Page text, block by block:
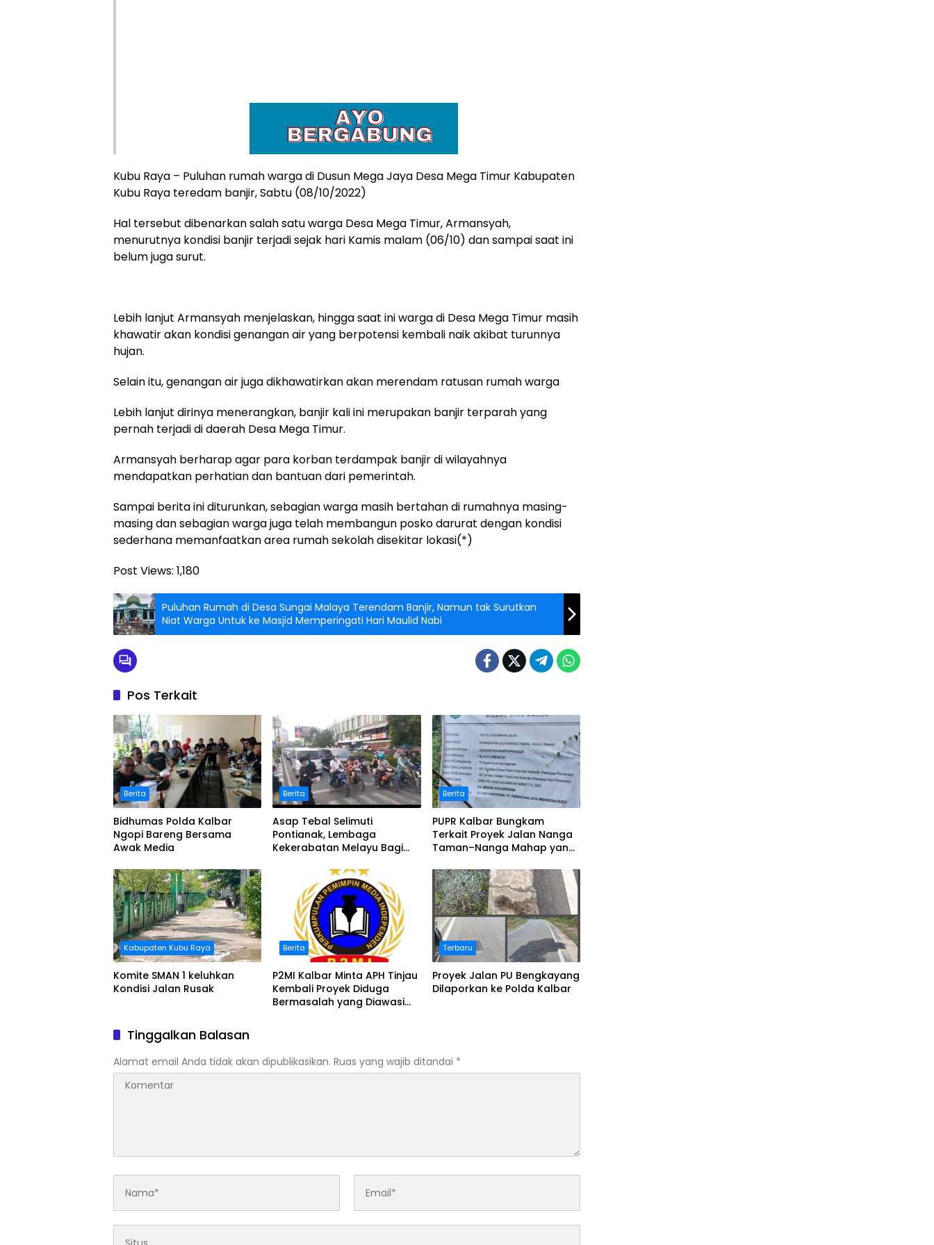
Kubu Raya – Puluhan rumah warga di Dusun Mega Jaya Desa Mega Timur Kabupaten
Kubu Raya teredam banjir, Sabtu (08/10/2022)
Hal tersebut dibenarkan salah satu warga Desa Mega Timur, Armansyah,
menurutnya kondisi banjir terjadi sejak hari Kamis malam (06/10) dan sampai saat ini
belum juga surut.
Lebih lanjut Armansyah menjelaskan, hingga saat ini warga di Desa Mega Timur masih
khawatir akan kondisi genangan air yang berpotensi kembali naik akibat turunnya
hujan.
Selain itu, genangan air juga dikhawatirkan akan merendam ratusan rumah warga
Lebih lanjut dirinya menerangkan, banjir kali ini merupakan banjir terparah yang
pernah terjadi di daerah Desa Mega Timur.
Armansyah berharap agar para korban terdampak banjir di wilayahnya
mendapatkan perhatian dan bantuan dari pemerintah.
Sampai berita ini diturunkan, sebagian warga masih bertahan di rumahnya masing-
masing dan sebagian warga juga telah membangun posko darurat dengan kondisi
sederhana memanfaatkan area rumah sekolah disekitar lokasi(*)
Post Views: 1,180
Puluhan Rumah di Desa Sungai Malaya Terendam Banjir, Namun tak Surutkan
Niat Warga Untuk ke Masjid Memperingati Hari Maulid Nabi
Pos Terkait
Berita
Bidhumas Polda Kalbar
Ngopi Bareng Bersama
Awak Media
Berita
Asap Tebal Selimuti
Pontianak, Lembaga
Kekerabatan Melayu Bagi
Berita
PUPR Kalbar Bungkam
Terkait Proyek Jalan Nanga
Taman–Nanga Mahap yang
Kabupaten Kubu Raya
Komite SMAN 1 keluhkan
Kondisi Jalan Rusak
Berita
P2MI Kalbar Minta APH Tinjau
Kembali Proyek Diduga
Bermasalah yang Diawasi
Terbaru
Proyek Jalan PU Bengkayang
Dilaporkan ke Polda Kalbar
Tinggalkan Balasan
Alamat email Anda tidak akan dipublikasikan. Ruas yang wajib ditandai *